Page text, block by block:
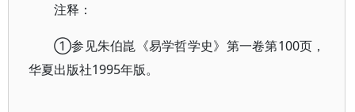
注释：
①参见朱伯崑《易学哲学史》第一卷第100页，
华夏出版社1995年版。